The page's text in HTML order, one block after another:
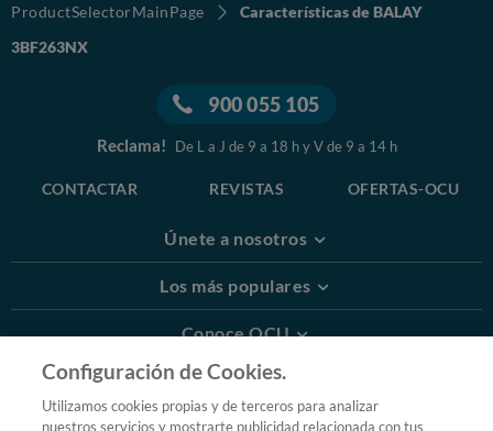
ProductSelectorMainPage
Características de BALAY
3BF263NX
900 055 105
Reclama! De L a J de 9 a 18 h y V de 9 a 14 h
CONTACTAR REVISTAS OFERTAS-OCU
Únete a nosotros
Los más populares
Conoce OCU
Más Información
Configuración de Cookies.
Utilizamos cookies propias y de terceros para analizar
nuestros servicios y mostrarte publicidad relacionada con tus